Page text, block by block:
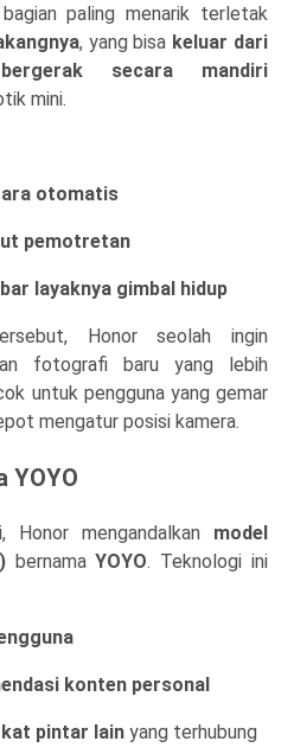
paling menarik terletak
, yang bisa keluar dari
bergerak secara mandiri
mini.
otomatis
pemotretan
layaknya gimbal hidup
Honor seolah ingin
fotografi baru yang lebih
untuk pengguna yang gemar
mengatur posisi kamera.
YOYO
Honor mengandalkan model
bernamaYOYO. Teknologi ini
konten personal
pintar lain yang terhubung